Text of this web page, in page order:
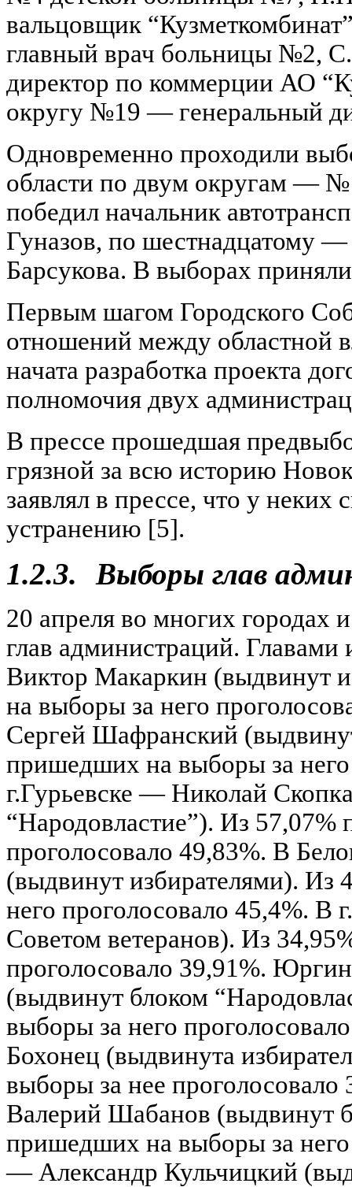
вальцовщик
главный врач больницы №2,
директор по коммерции АО
округу №19 — генеральный
Одновременно проходили
области по двум округам —
победил начальник
Гуназов, по шестнадцатому
Барсукова. В выборах
Первым шагом Городского
отношений между областной
начата разработка проекта
полномочия двух
В прессе прошедшая
грязной за всю историю
заявлял в прессе, что у
устранению [5].
1.2.3. Выборы глав
20 апреля во многих городах
глав администраций.
Виктор Макаркин (выдвинут
на выборы за него
Сергей Шафранский
пришедших на выборы за
г.Гурьевске — Николай
“Народовластие”). Из
проголосовало 49,83%. В
(выдвинут избирателями).
него проголосовало 45,4%.
Советом ветеранов). Из
проголосовало 39,91%.
(выдвинут блоком
выборы за него
Бохонец (выдвинута
выборы за нее
Валерий Шабанов (выдвинут
пришедших на выборы за
— Александр Кульчицкий